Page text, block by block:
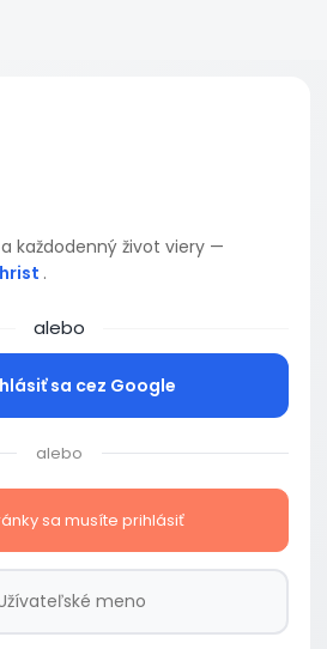
každodenný život viery —
.
alebo
sa cez Google
alebo
sa musíte prihlásiť